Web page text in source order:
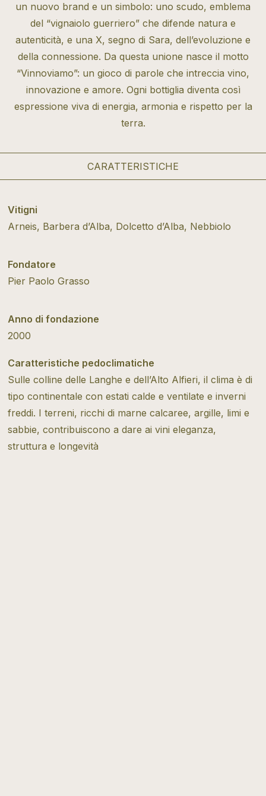
un nuovo brand e un simbolo: uno scudo, emblema
del “vignaiolo guerriero” che difende natura e
autenticità, e una X, segno di Sara, dell’evoluzione e
della connessione. Da questa unione nasce il motto
“Vinnoviamo”: un gioco di parole che intreccia vino,
innovazione e amore. Ogni bottiglia diventa così
espressione viva di energia, armonia e rispetto per la
terra.
CARATTERISTICHE
Vitigni
Arneis, Barbera d’Alba, Dolcetto d’Alba, Nebbiolo
Fondatore
Pier Paolo Grasso
Anno di fondazione
2000
Caratteristiche pedoclimatiche
Sulle colline delle Langhe e dell’Alto Alfieri, il clima è di
tipo continentale con estati calde e ventilate e inverni
freddi. I terreni, ricchi di marne calcaree, argille, limi e
sabbie, contribuiscono a dare ai vini eleganza,
struttura e longevità